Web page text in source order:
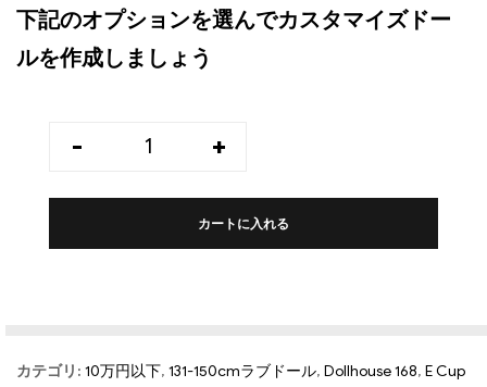
下記のオプションを選んでカスタマイズドー
ルを作成しましょう
- +
カートに入れる
カテゴリ: 10万円以下, 131-150cmラブドール, Dollhouse 168, E Cup